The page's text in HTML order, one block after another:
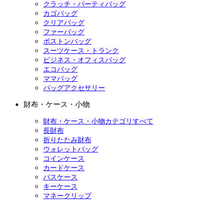
クラッチ・パーティバッグ
カゴバッグ
クリアバッグ
ファーバッグ
ボストンバッグ
スーツケース・トランク
ビジネス・オフィスバッグ
エコバッグ
ママバッグ
バッグアクセサリー
財布・ケース・小物
財布・ケース・小物カテゴリすべて
長財布
折りたたみ財布
ウォレットバッグ
コインケース
カードケース
パスケース
キーケース
マネークリップ